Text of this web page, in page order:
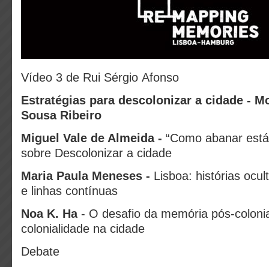
Vídeo 3 de Rui Sérgio Afonso
Estratégias para descolonizar a cidade -
Sousa Ribeiro
Miguel Vale de Almeida - “Como abanar
sobre Descolonizar a cidade
Maria Paula Meneses - Lisboa: histórias
e linhas contínuas
Noa K. Ha- O desafio da memória pós-
colonialidade na cidade
Debate